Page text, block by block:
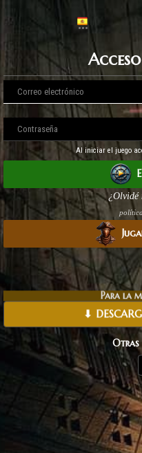
Al iniciar el juego
¿Olvidé
Para la
⬇
Otras